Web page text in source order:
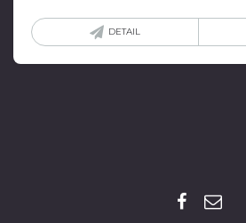
DETAIL